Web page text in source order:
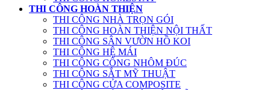
THI CÔNG HOÀN THIỆN
THI CÔNG NHÀ TRỌN GÓI
THI CÔNG HOÀN THIỆN NỘI THẤT
THI CÔNG SÂN VƯỜN HỒ KOI
THI CÔNG HỆ MÁI
THI CÔNG CỔNG NHÔM ĐÚC
THI CÔNG SẮT MỸ THUẬT
THI CÔNG CỬA COMPOSITE